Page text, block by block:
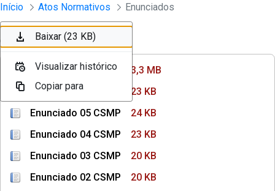
Pular para o Conteúdo principal
Instrumento jurídico - Documentos
Início Atos Normativos Enunciados
Ordenar Filtro
Enunciado 07 CSMP
3,3 MB
Enunciado 06 CSMP
23 KB
Enunciado 05 CSMP
24 KB
Enunciado 04 CSMP
23 KB
Enunciado 03 CSMP
20 KB
Enunciado 02 CSMP
20 KB
Baixar (3,3 MB)
Visualizar histórico
Copiar para
Baixar (23 KB)
Visualizar histórico
Copiar para
Baixar (24 KB)
Visualizar histórico
Copiar para
Baixar (23 KB)
Visualizar histórico
Copiar para